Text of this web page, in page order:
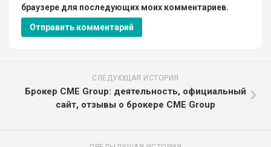
браузере для последующих моих комментариев.
СЛЕДУЮЩАЯ ИСТОРИЯ
Брокер CME Group: деятельность, официальный
сайт, отзывы о брокере CME Group